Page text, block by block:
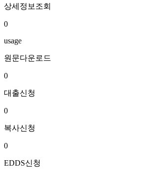
상세정보조회
0
usage
원문다운로드
0
대출신청
0
복사신청
0
EDDS신청